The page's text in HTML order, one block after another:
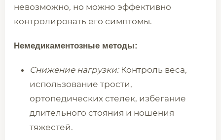
невозможно, но можно эффективно
контролировать его симптомы.
Немедикаментозные методы:
Снижение нагрузки: Контроль веса,
использование трости,
ортопедических стелек, избегание
длительного стояния и ношения
тяжестей.